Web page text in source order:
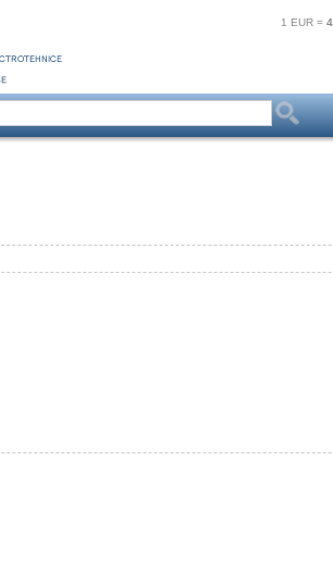
1 EUR =